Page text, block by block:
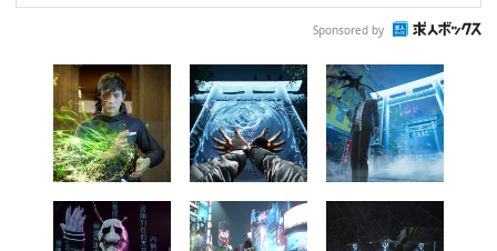
Sponsored by